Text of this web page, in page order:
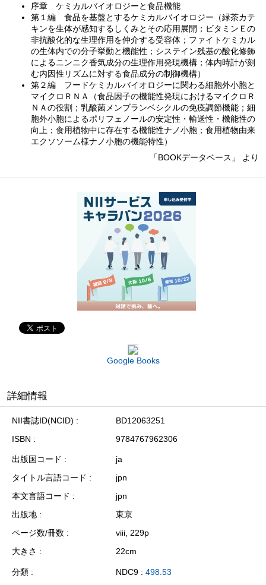
序章 ケミカルバイオロジーと食品機能
第１編 食品を基盤とするケミカルバイオロジー（緑茶カテ
キンを生体が感知するしくみとその応用展開；ビタミンＥの
非抗酸化的な生理作用を仲介する受容体；ファイトケミカル
の生体内での分子挙動と機能性；システイン残基の酸化修飾
によるニンニク香気成分の生理作用発現機構；体内時計が刻
む内因性リズムに対する食品成分の制御機構）
第２編 フードケミカルバイオロジーに関わる細胞外小胞と
マイクロＲＮＡ（食品因子の機能性発現におけるマイクロＲ
ＮＡの役割；乳酸菌メンブランベシクルの免疫調節機能；細
胞外小胞によるポリフェノールの安定性・輸送性・機能性の
向上；食用植物中に存在する機能性ナノ小胞；食用植物由来
エクソソーム様ナノ小胞の機能特性）
「BOOKデータベース」 より
Google Books
詳細情報
NII書誌ID(NCID)
BD12063251
ISBN
9784767962306
出版国コード
ja
タイトル言語コード
jpn
本文言語コード
jpn
出版地
東京
ページ数/冊数
viii, 229p
大きさ
22cm
分類 NDC9 : 498.53